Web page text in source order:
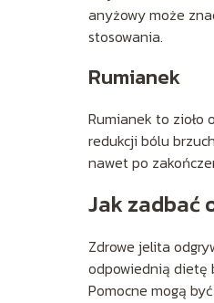
anyżowy może
stosowania.
Rumianek
Rumianek to zioło
redukcji bólu
nawet po
Jak zadbać
Zdrowe jelita
odpowiednią dietę
Pomocne mogą